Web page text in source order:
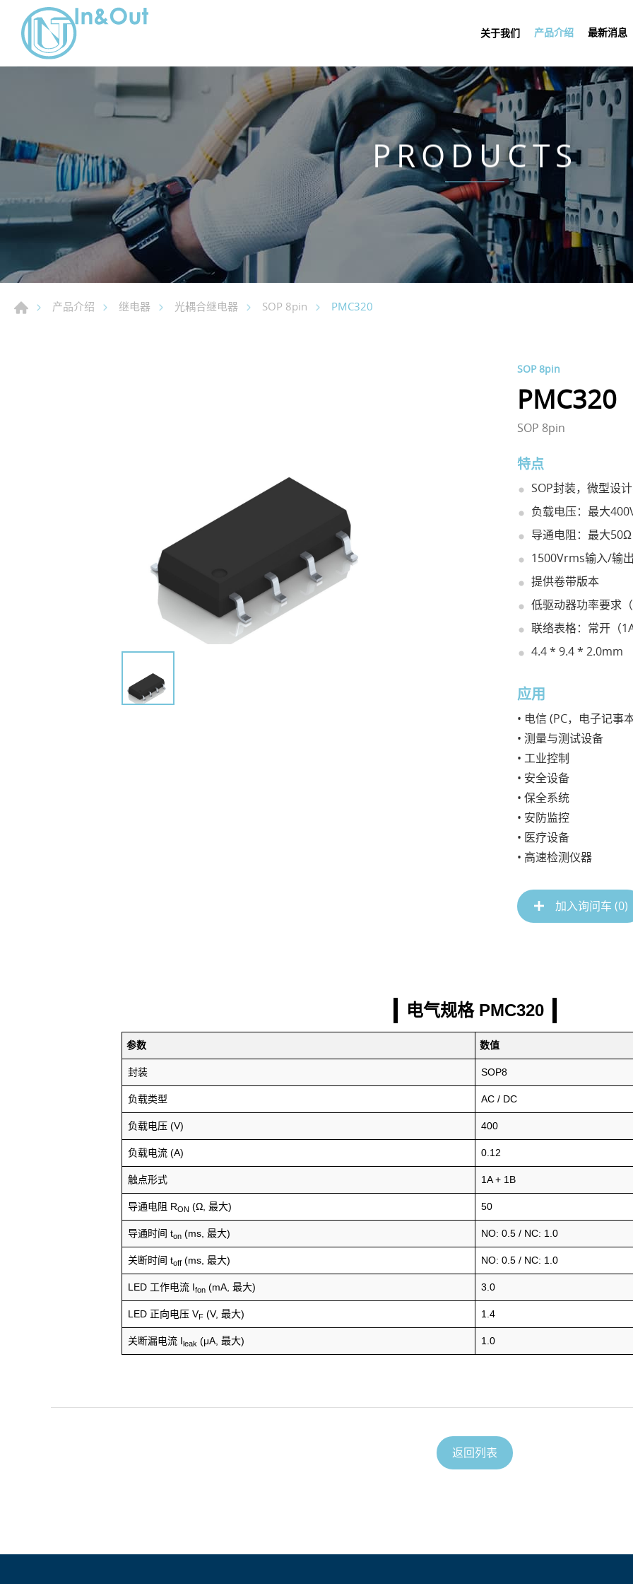
关于我们 产品介绍 最新消息
PRODUCTS
产品介绍 继电器 光耦合继电器 SOP 8pin PMC320
SOP 8pin
PMC320
SOP 8pin
特点
SOP封装，微型设
负载电压：最大
导通电阻：最大50Ω
1500Vrms输入/输
提供卷带版本
低驱动器功率要求（
联络表格：常开（
4.4 * 9.4 * 2.0mm
应用
• 电信 (PC，电子记事
• 测量与测试设备
• 工业控制
• 安全设备
• 保全系统
• 安防监控
• 医疗设备
• 高速检测仪器
加入询问车 (0)
电气规格 PMC320
参数 数值
封装 SOP8
负载类型 AC / DC
负载电压 (V) 400
负载电流 (A) 0.12
触点形式 1A + 1B
导通电阻 RON (Ω, 最大) 50
导通时间 ton (ms, 最大) NO: 0.5 / NC: 1.0
关断时间 toff (ms, 最大) NO: 0.5 / NC: 1.0
LED 工作电流 Ifon (mA, 最大) 3.0
LED 正向电压 VF (V, 最大) 1.4
关断漏电流 Ileak (μA, 最大) 1.0
返回列表